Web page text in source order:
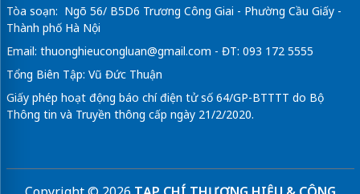
Tòa soạn: Ngõ 56/ B5D6 Trương Công Giai - Phường Cầu Giấy -
Thành phố Hà Nội
Email: thuonghieucongluan@gmail.com - ĐT: 093 172 5555
Tổng Biên Tập: Vũ Đức Thuận
Giấy phép hoạt động báo chí điện tử số 64/GP-BTTTT do Bộ
Thông tin và Truyền thông cấp ngày 21/2/2020.